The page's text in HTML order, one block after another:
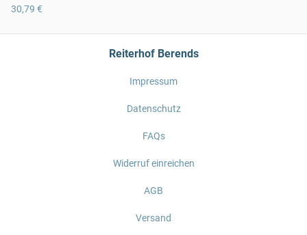
30,79 €
Reiterhof Berends
Impressum
Datenschutz
FAQs
Widerruf einreichen
AGB
Versand